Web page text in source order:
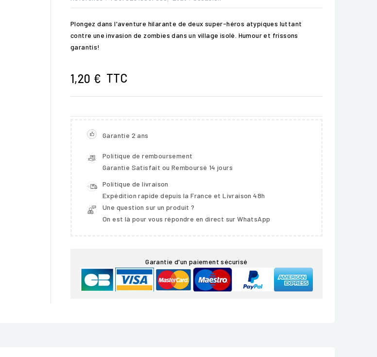
Plongez dans l'aventure hilarante de deux super-héros atypiques luttant
contre une invasion de zombies dans un village isolé. Humour et frissons
garantis!
1,20 € TTC
Garantie 2 ans
Politique de remboursement
Garantie Satisfait ou Remboursé 14 jours
Politique de livraison
Expédition rapide depuis la France et Livraison 48h
Une question sur un produit ?
On est là pour vous répondre en direct sur WhatsApp
Garantie d'un paiement sécurisé